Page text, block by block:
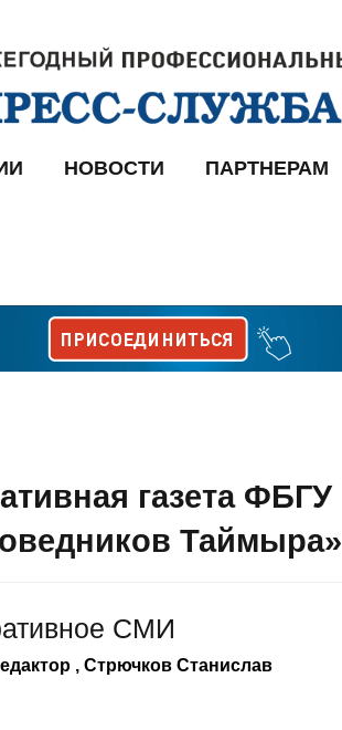
НОВОСТИ ПАРТНЕРАМ
газета ФБГУ
Таймыра»
СМИ
, Стрючков Станислав